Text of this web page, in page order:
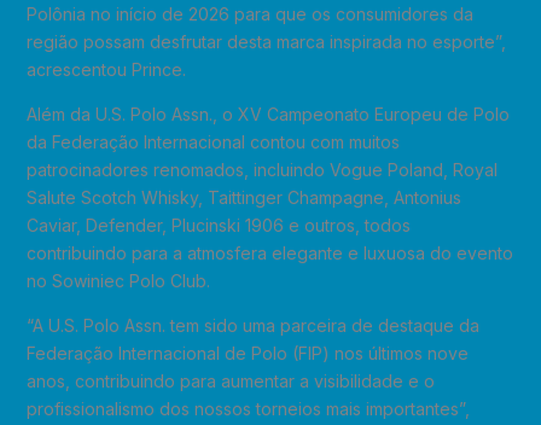
Polônia no início de 2026 para que os consumidores da
região possam desfrutar desta marca inspirada no esporte”,
acrescentou Prince.
Além da U.S. Polo Assn., o XV Campeonato Europeu de Polo
da Federação Internacional contou com muitos
patrocinadores renomados, incluindo Vogue Poland, Royal
Salute Scotch Whisky, Taittinger Champagne, Antonius
Caviar, Defender, Plucinski 1906 e outros, todos
contribuindo para a atmosfera elegante e luxuosa do evento
no Sowiniec Polo Club.
“A U.S. Polo Assn. tem sido uma parceira de destaque da
Federação Internacional de Polo (FIP) nos últimos nove
anos, contribuindo para aumentar a visibilidade e o
profissionalismo dos nossos torneios mais importantes”,